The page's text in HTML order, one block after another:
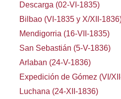
Descarga (02-VI-1835)
Bilbao (VI-1835 y X/XII-
Mendigorria (16-VII-1835)
San Sebastián (5-V-1836)
Arlaban (24-V-1836)
Expedición de Gómez (VI/
Luchana (24-XII-1836)